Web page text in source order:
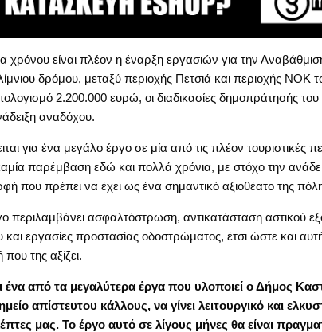
χρόνου είναι πλέον η έναρξη εργασιών για την
δρόμου, μεταξύ περιοχής Πετσιά και περιοχής ΝΟΚ
2.200.000 ευρώ, οι διαδικασίες δημοπράτησής
αναδόχου.
για ένα μεγάλο έργο σε μία από τις πλέον τουριστικές
παρέμβαση εδώ και πολλά χρόνια, με στόχο την
που πρέπει να έχει ως ένα σημαντικό αξιοθέατο της
περιλαμβάνει ασφαλτόστρωση, αντικατάσταση αστικού
και εργασίες προστασίας οδοστρώματος, έτσι ώστε και
της αξίζει.
ένα από τα μεγαλύτερα έργα που υλοποιεί ο Δήμος
απίστευτου κάλλους, να γίνει λειτουργικό και
μας. Το έργο αυτό σε λίγους μήνες θα είναι